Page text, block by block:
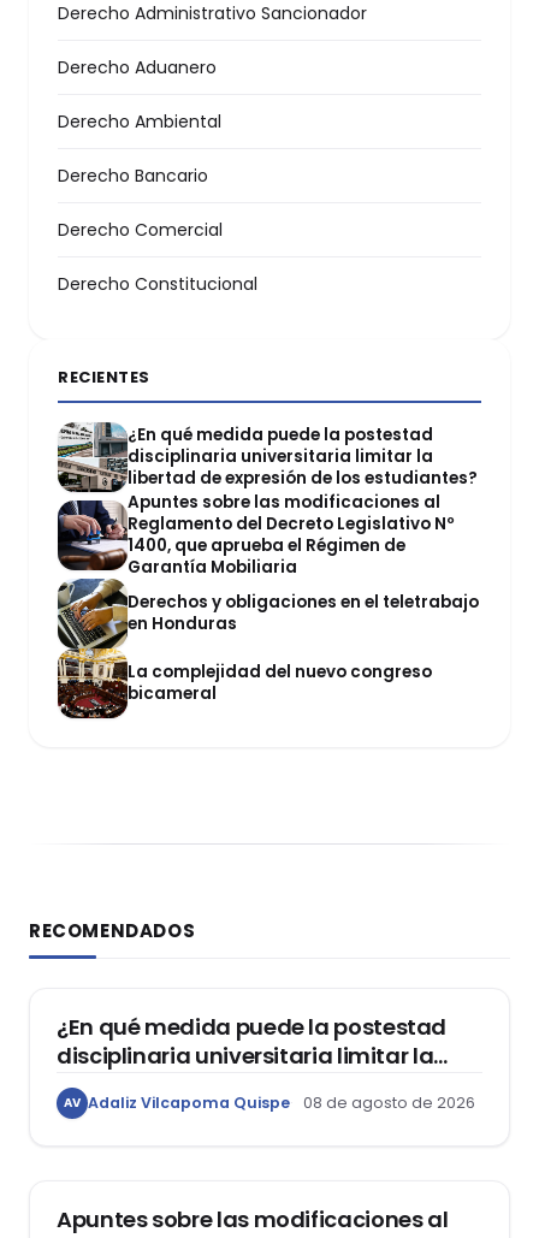
Derecho Administrativo Sancionador
Derecho Aduanero
Derecho Ambiental
Derecho Bancario
Derecho Comercial
Derecho Constitucional
RECIENTES
¿En qué medida puede la postestad
disciplinaria universitaria limitar la
libertad de expresión de los estudiantes?
Apuntes sobre las modificaciones al
Reglamento del Decreto Legislativo Nº
1400, que aprueba el Régimen de
Garantía Mobiliaria
Derechos y obligaciones en el teletrabajo
en Honduras
La complejidad del nuevo congreso
bicameral
RECOMENDADOS
DERECHO CONSTITUCIONAL
¿En qué medida puede la postestad
disciplinaria universitaria limitar la
libertad de expresión de los
estudiantes?
AV Adaliz Vilcapoma Quispe 08 de agosto de 2026
Apuntes sobre las modificaciones al